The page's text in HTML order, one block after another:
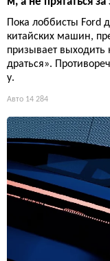
Пока лоббисты Ford
китайских машин,
призывает выходить
драться».
у.
Авто 14 284